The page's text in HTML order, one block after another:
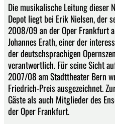
Die musikalische Leitung dieser
Depot liegt bei Erik Nielsen, der
2008/09 an der Oper Frankfurt
Johannes Erath, einer der
der deutschsprachigen
verantwortlich. Für seine Sicht
2007/08 am Stadttheater Bern
Friedrich-Preis ausgezeichnet.
Gäste als auch Mitglieder des
der Oper Frankfurt.